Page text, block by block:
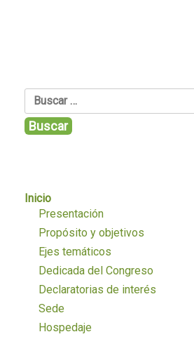
Buscar:
Inicio
Presentación
Propósito y objetivos
Ejes temáticos
Dedicada del Congreso
Declaratorias de interés
Sede
Hospedaje